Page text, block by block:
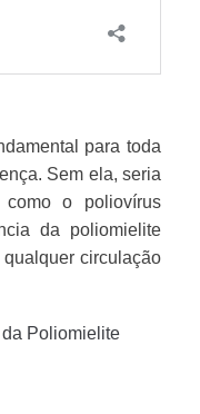
para toda
Sem ela, seria
como o poliovírus
da poliomielite
circulação
Poliomielite